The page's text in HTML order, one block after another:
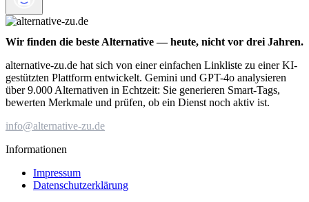
Wir finden die beste Alternative — heute, nicht vor drei Jahren.
alternative-zu.de hat sich von einer einfachen Linkliste zu einer KI-
gestützten Plattform entwickelt. Gemini und GPT-4o analysieren
über 9.000 Alternativen in Echtzeit: Sie generieren Smart-Tags,
bewerten Merkmale und prüfen, ob ein Dienst noch aktiv ist.
info@alternative-zu.de
Informationen
Impressum
Datenschutzerklärung